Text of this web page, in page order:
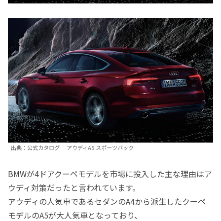
出典：公式カタログ アウディA5 スポーツバック
BMWが4ドアクーペモデルを市場に投入した主な理由はア
ウディ対策だったと言われています。
アウディの人気車であるセダンのA4から派生したクーペ
モデルのA5が大人気車となっており、